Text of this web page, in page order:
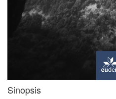
Sinopsis